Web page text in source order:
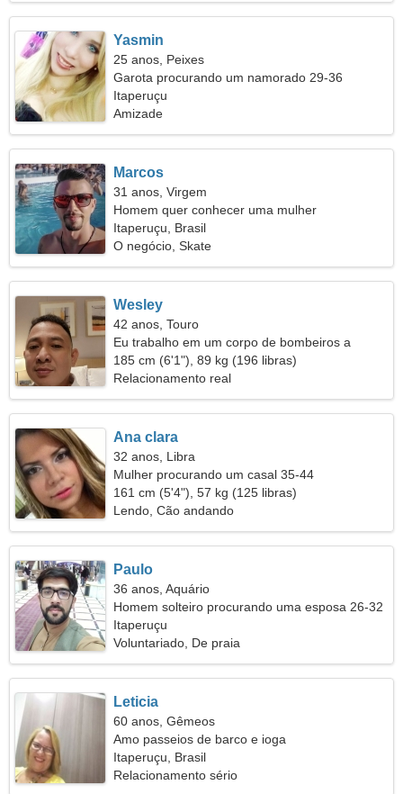
Yasmin
25 anos, Peixes
Garota procurando um namorado 29-36
Itaperuçu
Amizade
Marcos
31 anos, Virgem
Homem quer conhecer uma mulher
Itaperuçu, Brasil
O negócio, Skate
Wesley
42 anos, Touro
Eu trabalho em um corpo de bombeiros a
procura de uma mulher emocional
185 cm (6'1"), 89 kg (196 libras)
Relacionamento real
Ana clara
32 anos, Libra
Mulher procurando um casal 35-44
161 cm (5'4"), 57 kg (125 libras)
Lendo, Cão andando
Paulo
36 anos, Aquário
Homem solteiro procurando uma esposa 26-32
Itaperuçu
Voluntariado, De praia
Leticia
60 anos, Gêmeos
Amo passeios de barco e ioga
Itaperuçu, Brasil
Relacionamento sério